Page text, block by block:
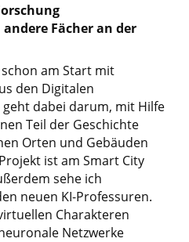
Fächer an der
am Start mit
den Digitalen
dabei darum, mit Hilfe
Teil der Geschichte
Orten und Gebäuden
ist am Smart City
sehe ich
neuen KI-Professuren.
Charakteren
Netzwerke